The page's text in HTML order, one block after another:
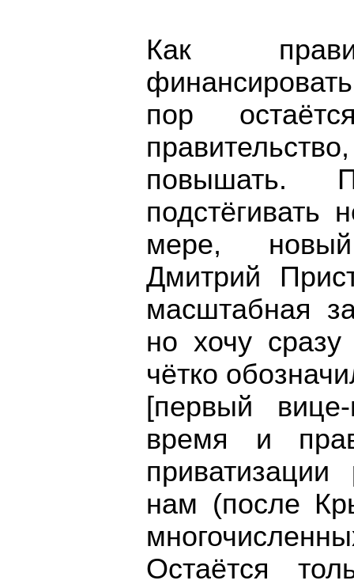
Как
пор
повышать.
подстёгивать
мере,
Дмитрий
масштабная
но хочу
чётко
[первый
время и
нам (после
Остаётся